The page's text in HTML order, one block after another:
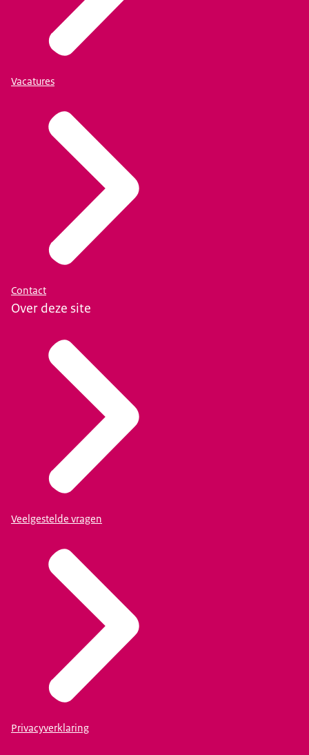
Vacatures
Contact
Over deze site
Veelgestelde vragen
Privacyverklaring